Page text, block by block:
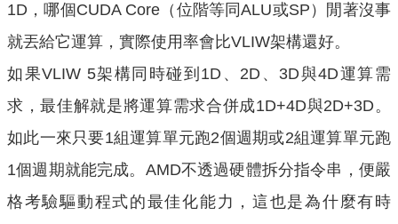
1D，哪個CUDA Core（位階等同ALU或SP）閒著沒事
就丟給它運算，實際使用率會比VLIW架構還好。
如果VLIW 5架構同時碰到1D、2D、3D與4D運算需
求，最佳解就是將運算需求合併成1D+4D與2D+3D。
如此一來只要1組運算單元跑2個週期或2組運算單元跑
1個週期就能完成。AMD不透過硬體拆分指令串，便嚴
格考驗驅動程式的最佳化能力，這也是為什麼有時